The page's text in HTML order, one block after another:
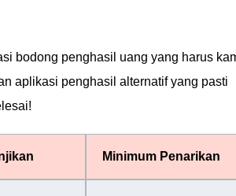
bodong penghasil uang yang harus
aplikasi penghasil alternatif yang pasti
Minimum Penarikan